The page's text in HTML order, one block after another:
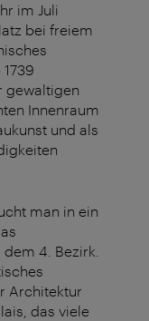
im Juli
bei freiem
gewaltigen
Innenraum
und als
man in ein
4. Bezirk.
Architektur
das viele